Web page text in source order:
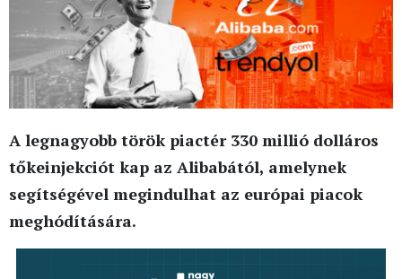
A legnagyobb török piactér 330 millió dolláros
tőkeinjekciót kap az Alibabától, amelynek
segítségével megindulhat az európai piacok
meghódítására.